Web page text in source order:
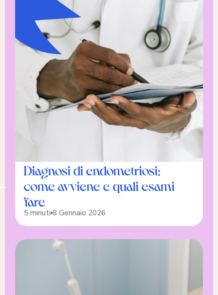
Diagnosi di endometriosi:
come avviene e quali esami
fare
5 minuti 8 Gennaio 2026